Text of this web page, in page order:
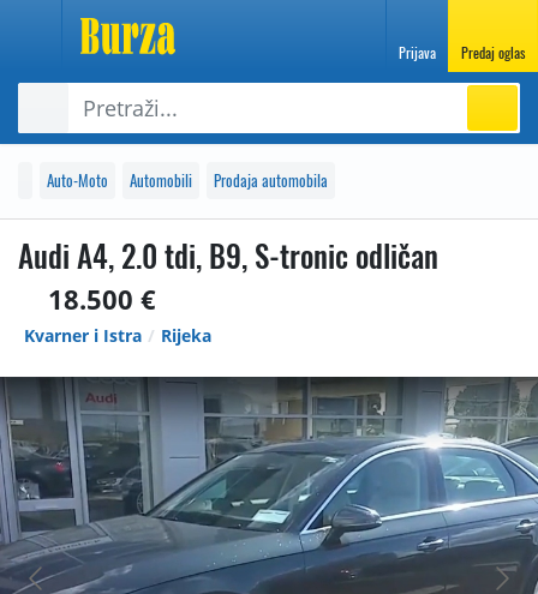
Prijava Predaj oglas
Auto-Moto Automobili Prodaja automobila
Audi A4, 2.0 tdi, B9, S-tronic odličan
18.500 €
Kvarner i Istra Rijeka